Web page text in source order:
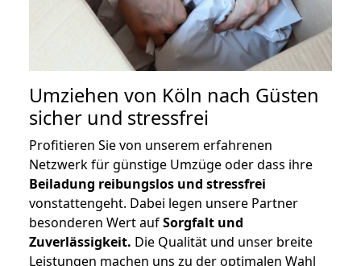
Umziehen von Köln nach Güsten
sicher und stressfrei
Profitieren Sie von unserem erfahrenen
Netzwerk für günstige Umzüge oder dass ihre
Beiladung reibungslos und stressfrei
vonstattengeht. Dabei legen unsere Partner
besonderen Wert aufSorgfalt und
Zuverlässigkeit. Die Qualität und unser breite
Leistungen machen uns zu der optimalen Wahl